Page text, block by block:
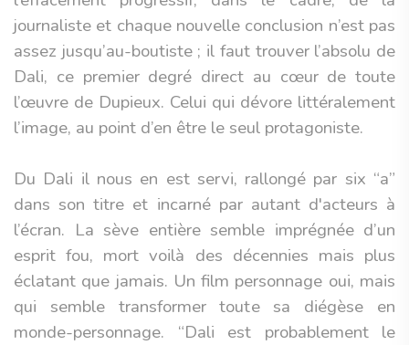
journaliste et chaque nouvelle conclusion n’est pas
assez jusqu’au-boutiste ; il faut trouver l’absolu de
Dali, ce premier degré direct au cœur de toute
l’œuvre de Dupieux. Celui qui dévore littéralement
l’image, au point d’en être le seul protagoniste.
Du Dali il nous en est servi, rallongé par six “a”
dans son titre et incarné par autant d'acteurs à
l’écran. La sève entière semble imprégnée d’un
esprit fou, mort voilà des décennies mais plus
éclatant que jamais. Un film personnage oui, mais
qui semble transformer toute sa diégèse en
monde-personnage. “Dali est probablement le